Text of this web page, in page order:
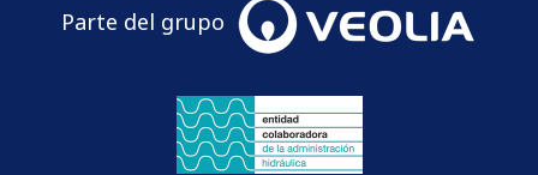
Parte del grupo